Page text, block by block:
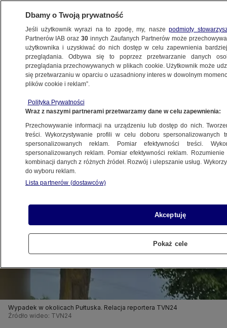
POLSKA
rannych dwuletnie dziecko
6.08.2023, 18:48
Udostępnij
Wypadek w okolicach Pułtuska. Relacja reportera TVN24
Źródło wideo: TVN24
Dbamy o Twoją prywatność
Jeśli użytkownik wyrazi na to zgodę, my, naszepodmioty
Partnerów IAB oraz30 innych Zaufanych Partnerów może
użytkownika i uzyskiwać do nich dostęp w celu zapewnienia
przeglądania. Odbywa się to poprzez przetwarzanie danych
przeglądania przechowywanych w plikach cookie. Użytkownik może
się przetwarzaniu w oparciu o uzasadniony interes w dowolnym
plików cookie i reklam”.
Polityka Prywatności
Wraz z naszymi partnerami przetwarzamy dane w celu zapewnienia:
Przechowywanie informacji na urządzeniu lub dostęp do nich.
treści. Wykorzystywanie profili w celu doboru spersonalizowanych
spersonalizowanych reklam. Pomiar efektywności treści.
spersonalizowanych reklam. Pomiar efektywności reklam.
kombinacji danych z różnych źródeł. Rozwój i ulepszanie usług.
do wyboru reklam.
Lista partnerów (dostawców)
Akceptuję
Pokaż cele